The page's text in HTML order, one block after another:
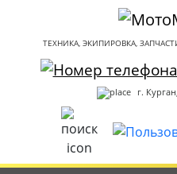
ТЕХНИКА, ЭКИПИРОВКА,
г.